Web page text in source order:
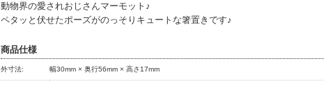
動物界の愛されおじさんマーモット♪
ペタッと伏せたポーズがのっそりキュートな箸置きです♪
商品仕様
外寸法: 幅30mm × 奥行56mm × 高さ17mm